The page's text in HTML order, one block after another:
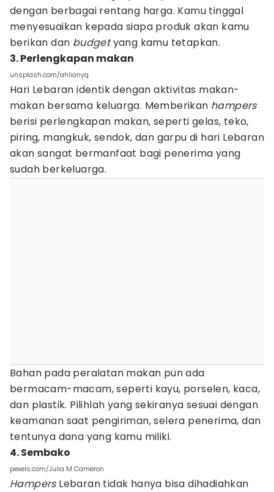
dengan berbagai rentang harga. Kamu tinggal
menyesuaikan kepada siapa produk akan kamu
berikan dan budgetyang kamu tetapkan.
3. Perlengkapan makan
unsplash.com/ahlianyq
Hari Lebaran identik dengan aktivitas makan-
makan bersama keluarga. Memberikan hampers
berisi perlengkapan makan, seperti gelas, teko,
piring, mangkuk, sendok, dan garpu di hari Lebaran
akan sangat bermanfaat bagi penerima yang
sudah berkeluarga.
Bahan pada peralatan makan pun ada
bermacam-macam, seperti kayu, porselen, kaca,
dan plastik. Pilihlah yang sekiranya sesuai dengan
keamanan saat pengiriman, selera penerima, dan
tentunya dana yang kamu miliki.
4. Sembako
pexels.com/Julia M Cameron
Hampers Lebaran tidak hanya bisa dihadiahkan